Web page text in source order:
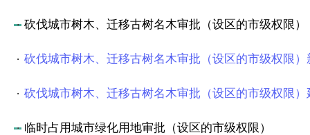
砍伐城市树木、迁移古树名木审批（设区的市级权限）
砍伐城市树木、迁移古树名木审批（设区的市级权限）
砍伐城市树木、迁移古树名木审批（设区的市级权限）
临时占用城市绿化用地审批（设区的市级权限）